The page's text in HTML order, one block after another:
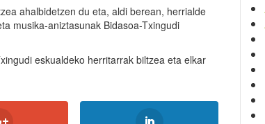
ahalbidetzen du eta, aldi berean, herrialde
musika-aniztasunak Bidasoa-Txingudi
eskualdeko herritarrak biltzea eta elkar